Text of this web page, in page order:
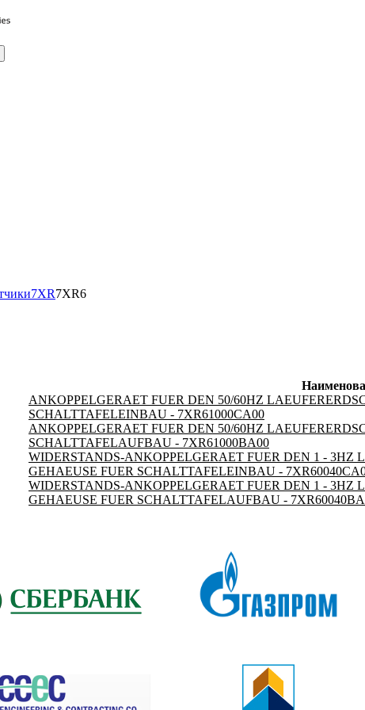
7XR7XR6
ANKOPPELGERAET FUER DEN 50/60HZ
SCHALTTAFELEINBAU - 7XR61000CA00
ANKOPPELGERAET FUER DEN 50/60HZ
SCHALTTAFELAUFBAU - 7XR61000BA00
WIDERSTANDS-ANKOPPELGERAET FUER DEN 1 - 3HZ
GEHAEUSE FUER SCHALTTAFELEINBAU -
WIDERSTANDS-ANKOPPELGERAET FUER DEN 1 - 3HZ
GEHAEUSE FUER SCHALTTAFELAUFBAU -